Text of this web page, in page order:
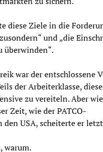
diese Ziele in die
und „die
überwinden“.
war der entschlossene
der Arbeiterklasse, diese
zu vereiteln. Aber
Zeit, wie der PATCO-
USA, scheiterte er
warum.